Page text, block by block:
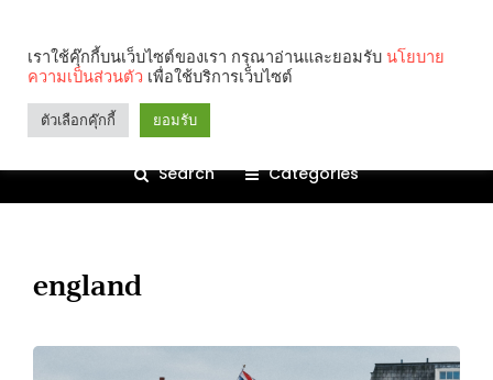
Search Categories
england
เราใช้คุ๊กกี้บนเว็บไซต์ของเรา กรุณาอ่านและยอมรับ นโยบาย
ความเป็นส่วนตัว เพื่อใช้บริการเว็บไซต์
ตัวเลือกคุ๊กกี้ ยอมรับ